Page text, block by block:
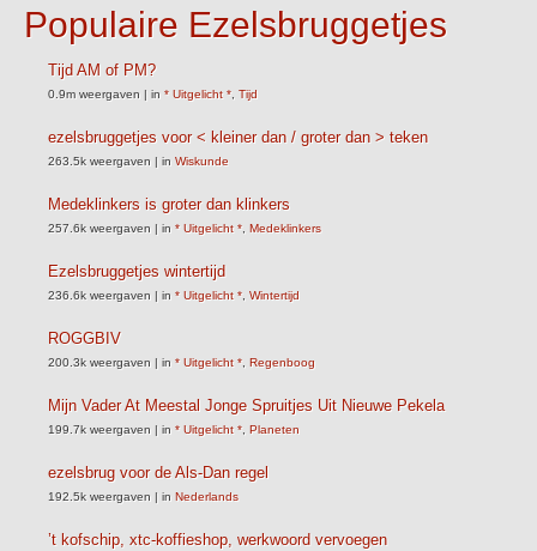
Populaire Ezelsbruggetjes
Tijd AM of PM?
0.9m weergaven | in * Uitgelicht * Tijd
ezelsbruggetjes voor < kleiner dan / groter dan > teken
263.5k weergaven | in Wiskunde
Medeklinkers is groter dan klinkers
257.6k weergaven | in * Uitgelicht * Medeklinkers
Ezelsbruggetjes wintertijd
236.6k weergaven | in * Uitgelicht * Wintertijd
ROGGBIV
200.3k weergaven | in * Uitgelicht * Regenboog
Mijn Vader At Meestal Jonge Spruitjes Uit Nieuwe Pekela
199.7k weergaven | in * Uitgelicht * Planeten
ezelsbrug voor de Als-Dan regel
192.5k weergaven | in Nederlands
’t kofschip, xtc-koffieshop, werkwoord vervoegen